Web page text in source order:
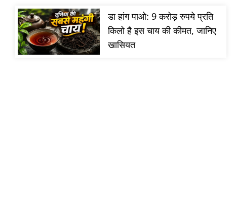
डा हांग पाओ: 9 करोड़ रुपये प्रति
किलो है इस चाय की कीमत, जानिए
खासियत